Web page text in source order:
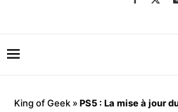
King of Geek »PS5 : La mise à jour